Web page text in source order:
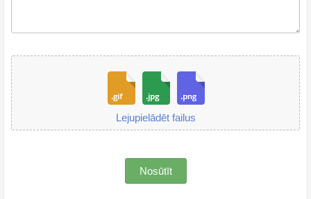
Lejupielādēt failus
Nosūtīt